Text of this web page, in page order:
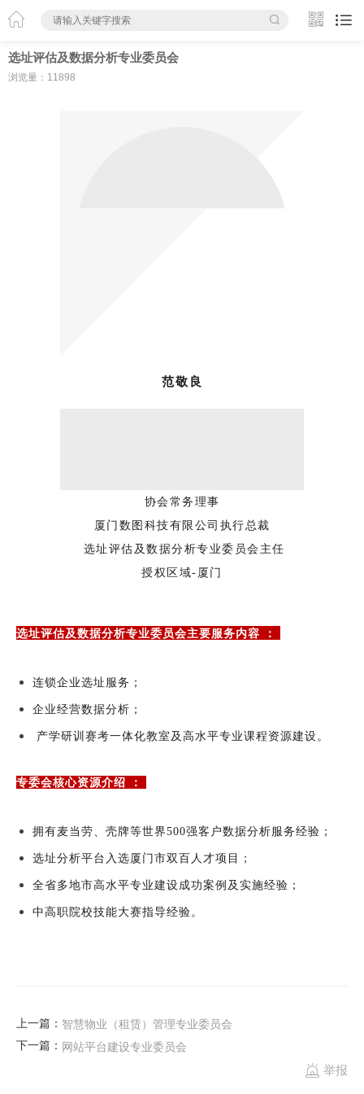
   
选址评估及数据分析专业委员会
浏览量：11898
范敬良
协会常务理事
厦门数图科技有限公司执行总裁
选址评估及数据分析专业委员会主任
授权区域-厦门
选址评估及数据分析专业委员会主要服务内容 ：
连锁企业选址服务；
企业经营数据分析；
产学研训赛考一体化教室及高水平专业课程资源建设。
专委会核心资源介绍 ：
拥有麦当劳、壳牌等世界500强客户数据分析服务经验；
选址分析平台入选厦门市双百人才项目；
全省多地市高水平专业建设成功案例及实施经验；
中高职院校技能大赛指导经验。
上一篇： 智慧物业（租赁）管理专业委员会
下一篇： 网站平台建设专业委员会
 举报